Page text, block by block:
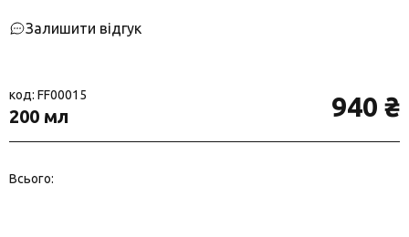
Залишити відгук
код: FF00015
200 мл 940 ₴
Всього: